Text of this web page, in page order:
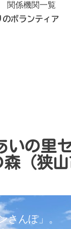
関係機関一覧
のボランティア
いの里
（狭
さんぽ」。